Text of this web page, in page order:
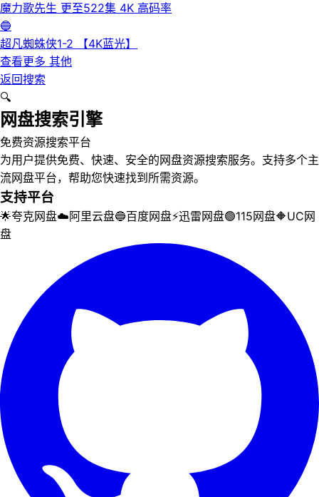
魔力歌先生 更至522集 4K 高码率
🔵
超凡蜘蛛侠1-2 【4K蓝光】
查看更多 其他
返回搜索
🔍
网盘搜索引擎
免费资源搜索平台
为用户提供免费、快速、安全的网盘资源搜索服务。支持多个主
流网盘平台，帮助您快速找到所需资源。
支持平台
🌟夸克网盘☁️阿里云盘🔵百度网盘⚡迅雷网盘🟢115网盘🔶UC网
盘